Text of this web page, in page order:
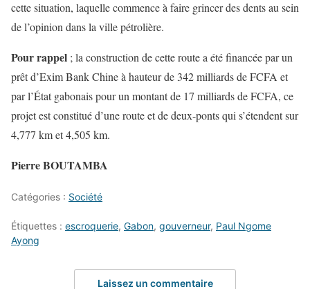
cette situation, laquelle commence à faire grincer des dents au sein
de l’opinion dans la ville pétrolière.
Pour rappel ; la construction de cette route a été financée par un
prêt d’Exim Bank Chine à hauteur de 342 milliards de FCFA et
par l’État gabonais pour un montant de 17 milliards de FCFA, ce
projet est constitué d’une route et de deux-ponts qui s’étendent sur
4,777 km et 4,505 km.
Pierre BOUTAMBA
Catégories : Société
Étiquettes : escroquerie, Gabon, gouverneur, Paul Ngome
Ayong
Laissez un commentaire